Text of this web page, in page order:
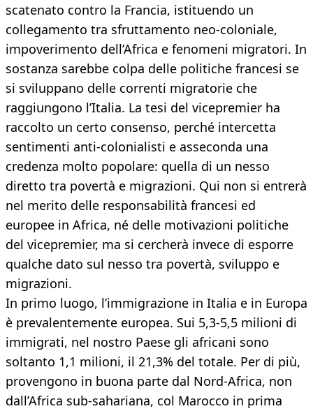
scatenato contro la Francia, istituendo un
collegamento tra sfruttamento neo-coloniale,
impoverimento dell’Africa e fenomeni migratori. In
sostanza sarebbe colpa delle politiche francesi se
si sviluppano delle correnti migratorie che
raggiungono l’Italia. La tesi del vicepremier ha
raccolto un certo consenso, perché intercetta
sentimenti anti-colonialisti e asseconda una
credenza molto popolare: quella di un nesso
diretto tra povertà e migrazioni. Qui non si entrerà
nel merito delle responsabilità francesi ed
europee in Africa, né delle motivazioni politiche
del vicepremier, ma si cercherà invece di esporre
qualche dato sul nesso tra povertà, sviluppo e
migrazioni.
In primo luogo, l’immigrazione in Italia e in Europa
è prevalentemente europea. Sui 5,3-5,5 milioni di
immigrati, nel nostro Paese gli africani sono
soltanto 1,1 milioni, il 21,3% del totale. Per di più,
provengono in buona parte dal Nord-Africa, non
dall’Africa sub-sahariana, col Marocco in prima